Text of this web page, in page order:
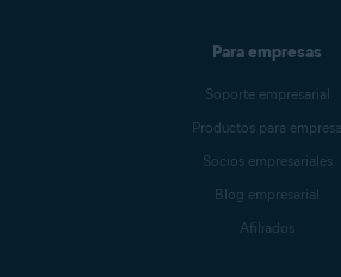
Para empresas
Soporte empresarial
Productos para empresa
Socios empresariales
Blog empresarial
Afiliados